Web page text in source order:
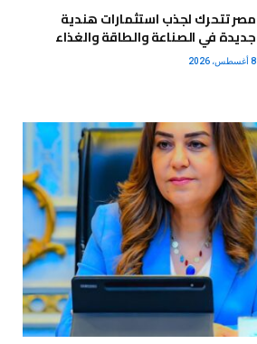
مصر تتحرك لجذب استثمارات هندية
جديدة في الصناعة والطاقة والغذاء
8 أغسطس، 2026